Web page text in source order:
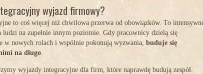
wyjazd firmowy?
to coś więcej niż chwilowa przerwa od obowiązków. To
ludzi na zupełnie innym poziomie. Gdy pracownicy dzielą się
w nowych rolach i wspólnie pokonują wyzwania, buduje się
na długo.
wyjazdy integracyjne dla firm, które naprawdę budują zespół.